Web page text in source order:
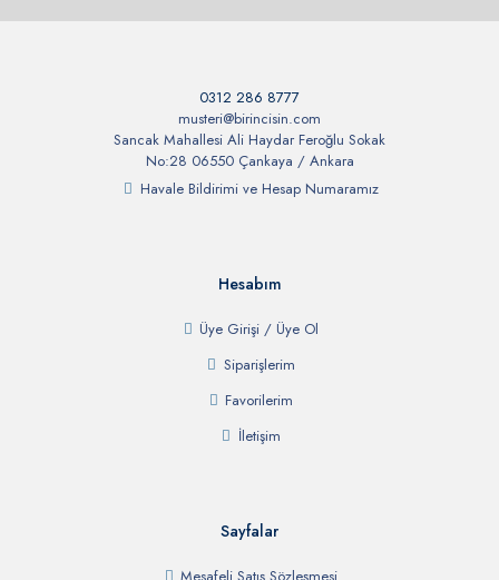
0312 286 8777
musteri@birincisin.com
Sancak Mahallesi Ali Haydar Feroğlu Sokak
No:28 06550 Çankaya / Ankara
Havale Bildirimi ve Hesap Numaramız
Hesabım
Üye Girişi / Üye Ol
Siparişlerim
Favorilerim
İletişim
Sayfalar